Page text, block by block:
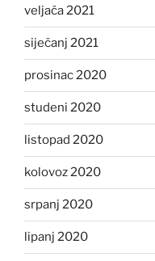
veljača 2021
siječanj 2021
prosinac 2020
studeni 2020
listopad 2020
kolovoz 2020
srpanj 2020
lipanj 2020